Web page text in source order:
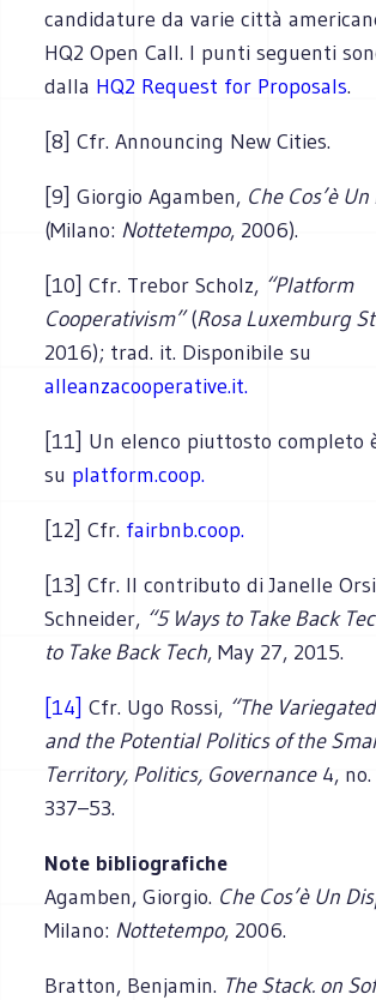
candidature da varie città
HQ2 Open Call. I punti seguenti
dalla HQ2 Request for Proposals.
[8] Cfr. Announcing New Cities.
[9] Giorgio Agamben, Che Cos’è
(Milano: Nottetempo, 2006).
[10] Cfr. Trebor Scholz, “Platform
Cooperativism”(Rosa Luxemburg
2016); trad. it. Disponibile su
alleanzacooperative.it.
[11] Un elenco piuttosto completo
su platform.coop.
[12] Cfr. fairbnb.coop.
[13] Cfr. Il contributo di Janelle
Schneider, “5 Ways to Take Back
to Take Back Tech, May 27, 2015.
[14] Cfr. Ugo Rossi, “The
and the Potential Politics of the
Territory, Politics, Governance4, no.
337–53.
Note bibliografiche
Agamben, Giorgio. Che Cos’è Un
Milano: Nottetempo, 2006.
Bratton, Benjamin. The Stack. on